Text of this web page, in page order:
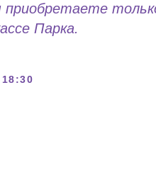
приобретаете
Парка.